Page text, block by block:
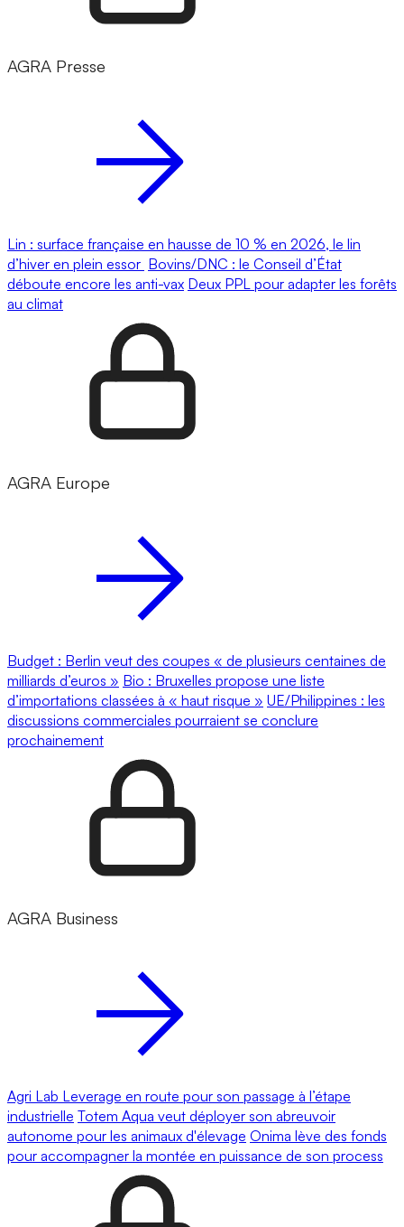
AGRA Presse
Lin : surface française en hausse de 10 % en 2026, le lin
d’hiver en plein essor Bovins/DNC : le Conseil d’État
déboute encore les anti-vax Deux PPL pour adapter les forêts
au climat
AGRA Europe
Budget : Berlin veut des coupes « de plusieurs centaines de
milliards d’euros » Bio : Bruxelles propose une liste
d’importations classées à « haut risque » UE/Philippines : les
discussions commerciales pourraient se conclure
prochainement
AGRA Business
Agri Lab Leverage en route pour son passage à l’étape
industrielle Totem Aqua veut déployer son abreuvoir
autonome pour les animaux d'élevage Onima lève des fonds
pour accompagner la montée en puissance de son process